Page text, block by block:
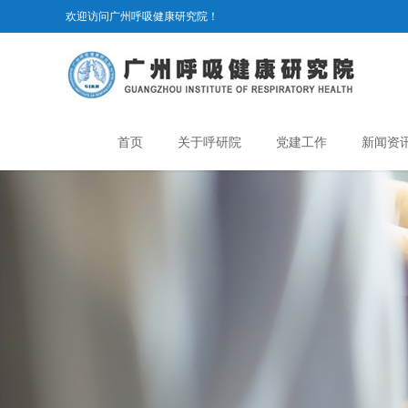
欢迎访问广州呼吸健康研究院！
首页 关于呼研院 党建工作 新闻资